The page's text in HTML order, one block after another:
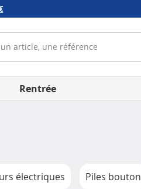
Rentrée
électriques Piles bouton